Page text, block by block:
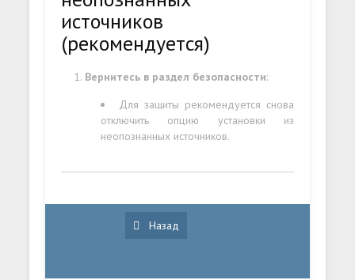
источников
(рекомендуется)
Вернитесь в раздел безопасности:
Для защиты рекомендуется снова
отключить опцию установки из
неопознанных источников.
Назад